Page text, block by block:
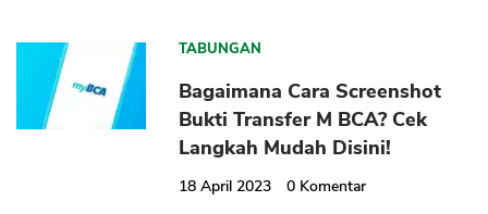
TABUNGAN
Bagaimana Cara Screenshot
Bukti Transfer M BCA? Cek
Langkah Mudah Disini!
18 April 2023 0 Komentar